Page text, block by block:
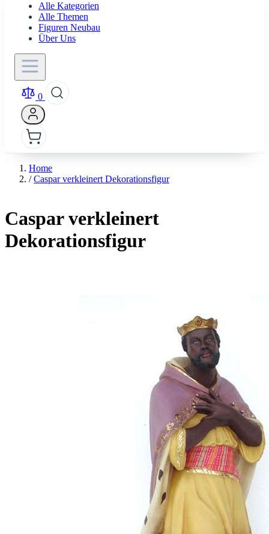
Alle Kategorien
Alle Themen
Figuren Neubau
Über Uns
0
Home
/ Caspar verkleinert Dekorationsfigur
Caspar verkleinert
Dekorationsfigur